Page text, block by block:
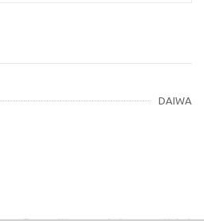
DAIWA